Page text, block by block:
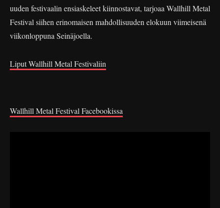
uuden festivaalin ensiaskeleet kiinnostavat, tarjoaa Wallhill Metal
Festival siihen erinomaisen mahdollisuuden elokuun viimeisenä
viikonloppuna Seinäjoella.
Liput Wallhill Metal Festivaliin
Wallhill Metal Festival Facebookissa